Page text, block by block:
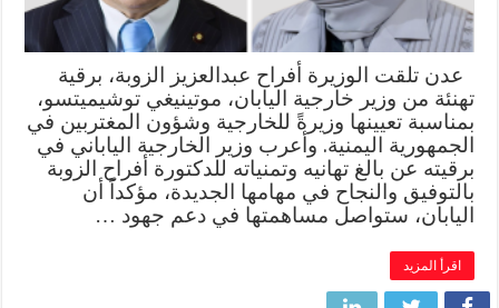
عدن تلقت الوزيرة أفراح عبدالعزيز الزوبة، برقية
تهنئة من وزير خارجية اليابان، موتينيغي توشيميتسو،
بمناسبة تعيينها وزيرةً للخارجية وشؤون المغتربين في
الجمهورية اليمنية. وأعرب وزير الخارجية الياباني في
برقيته عن بالغ تهانيه وتمنياته للدكتورة أفراح الزوبة
بالتوفيق والنجاح في مهامها الجديدة، مؤكداً أن
اليابان، ستواصل مساهمتها في دعم جهود …
اقرأ المزيد